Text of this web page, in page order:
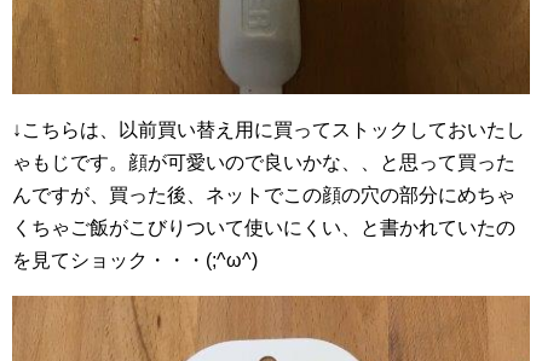
↓こちらは、以前買い替え用に買ってストックしておいたし
ゃもじです。顔が可愛いので良いかな、、と思って買った
んですが、買った後、ネットでこの顔の穴の部分にめちゃ
くちゃご飯がこびりついて使いにくい、と書かれていたの
を見てショック・・・(;^ω^)